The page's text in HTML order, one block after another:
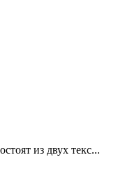
из двух текс...